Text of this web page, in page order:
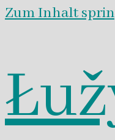
Zum Inhalt